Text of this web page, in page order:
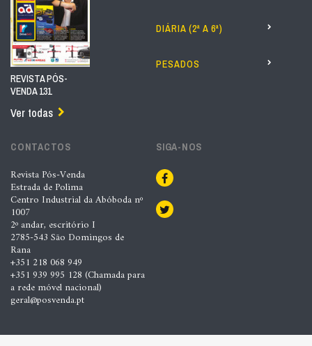
REVISTA PÓS-
VENDA 131
Ver todas
DIÁRIA (2ª A 6ª)
PESADOS
CONTACTOS
Revista Pós-Venda
Estrada de Polima
Centro Industrial da Abóboda nº
1007
2º andar, escritório I
2785-543 São Domingos de
Rana
+351 218 068 949
+351 939 995 128 (Chamada para
a rede móvel nacional)
geral@posvenda.pt
SIGA-NOS